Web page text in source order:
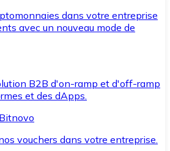
dans votre entreprise
avec un nouveau mode de
B2B d'on-ramp et d'off-ramp
et des dApps.
vouchers dans votre entreprise.